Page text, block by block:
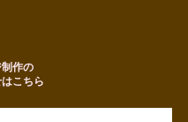
作の
こちら